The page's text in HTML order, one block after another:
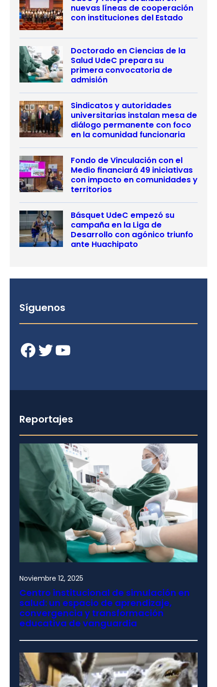
nuevas líneas de cooperación
con instituciones del Estado
Doctorado en Ciencias de la
Salud UdeC prepara su
primera convocatoria de
admisión
Sindicatos y autoridades
universitarias instalan mesa de
diálogo permanente con foco
en la comunidad funcionaria
Fondo de Vinculación con el
Medio financiará 49 iniciativas
con impacto en comunidades y
territorios
Básquet UdeC empezó su
campaña en la Liga de
Desarrollo con agónico triunfo
ante Huachipato
Síguenos
Facebook Twitter YouTube
Reportajes
Noviembre 12, 2025
Centro institucional de simulación en
salud: un espacio de aprendizaje,
convergencia y transformación
educativa de vanguardia